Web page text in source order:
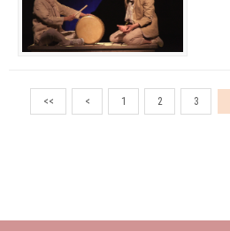
<< < 1 2 3